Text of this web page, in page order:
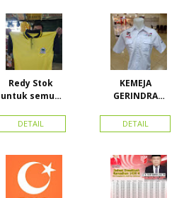
Kepulauan
Redy Stok
untuk semua
Kerah Bahan PE
Dobel Rp.
DETAIL
KEMEJA
GERINDRA
BORDIR DAN
TOPI BAHAN
DETAIL